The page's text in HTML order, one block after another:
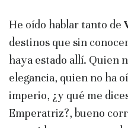
He oído hablar tanto de
destinos que sin
haya estado allí. Quien
elegancia, quien no ha
imperio, ¿y qué me
Emperatriz?, bueno